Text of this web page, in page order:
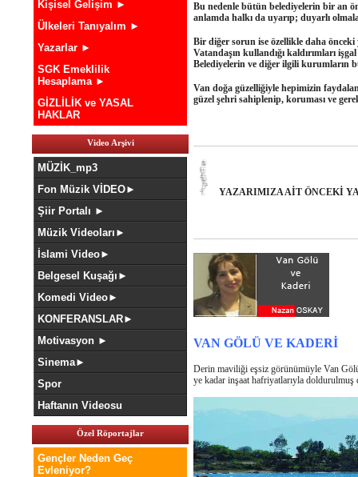
Kişisel Gelişim ►
Ülkeleri Tanıyalım ►
Yazarlar ►
SGK Emeklilik
Hesaplama ►
GİZLİLİK ve YASAL
HAKLAR
Video Arşivi
MÜZİK_mp3
Fon Müzik VİDEO►
Şiir Portalı ►
Müzik Videoları►
İslami Video►
Belgesel Kuşağı►
Komedi Video►
KONFERANSLAR►
Motivasyon ►
Sinema►
Spor
Haftanın Videosu
Özel Röportajlar
Gençler Neden Geç
Evleniyor?
Bu nedenle bütün belediyelerin bir an
anlamda halkı da uyarıp; duyarlı
Bir diğer sorun ise özellikle daha
Vatandaşın kullandığı kaldırımları
Belediyelerin ve diğer ilgili kurumların
Van doğa güzelliğiyle hepimizin
güzel şehri sahiplenip, koruması ve
YAZARIMIZA AİT ÖNCEKİ
VAN GÖLÜ VE KADERİ
Derin maviliği eşsiz görünümüyle Van
ye kadar inşaat hafriyatlarıyla doldurulmuş